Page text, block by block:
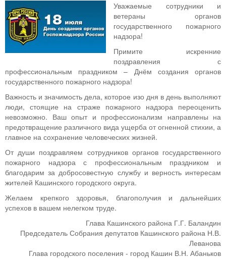
Уважаемые сотрудники и
ветераны органов
государственного пожарного
надзора!
Примите искренние
поздравления с
профессиональным праздником – Днём создания органов
государственного пожарного надзора!
Важность и значимость дела, которое изо дня в день выполняют
люди, стоящие на страже пожарного надзора переоценить
невозможно. Ваш опыт и профессионализм направлены на
предотвращение различного вида ущерба от огненной стихии, а
главное на сохранение человеческих жизней.
От души поздравляем сотрудников органов государственного
пожарного надзора с профессиональным праздником и
благодарим за добросовестную службу и верность интересам
жителей Кашинского городского округа.
Желаем крепкого здоровья, благополучия и дальнейших
успехов в вашем нелегком труде.
Глава Кашинского района Г.Г. Баландин
Председатель Собрания депутатов Кашинского района Н.В.
Леванова
Глава городского поселения - город Кашин В.Н. Абаньков